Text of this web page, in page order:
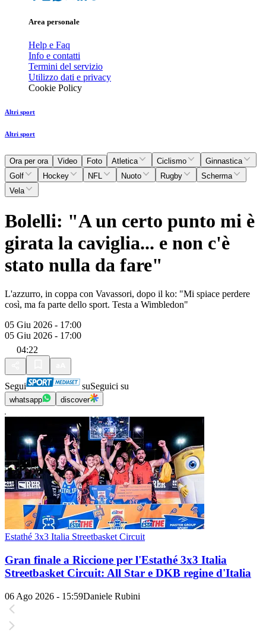
Area personale
Help e Faq
Info e contatti
Termini del servizio
Utilizzo dati e privacy
Cookie Policy
Altri sport
Altri sport
Ora per ora Video Foto Atletica Ciclismo
Ginnastica
Golf
Hockey NFL Nuoto Rugby
Scherma
Vela
Bolelli: "A un certo punto mi è
girata la caviglia... e non c'è
stato nulla da fare"
L'azzurro, in coppa con Vavassori, dopo il ko: "Mi spiace perdere
così, ma fa parte dello sport. Testa a Wimbledon"
05 Giu 2026 - 17:00
05 Giu 2026 - 17:00
04:22
Segui suSeguici su
whatsapp discover
Estathé 3x3 Italia Streetbasket Circuit
Gran finale a Riccione per l'Estathé 3x3 Italia
Streetbasket Circuit: All Star e DKB regine d'Italia
06 Ago 2026 - 15:59Daniele Rubini